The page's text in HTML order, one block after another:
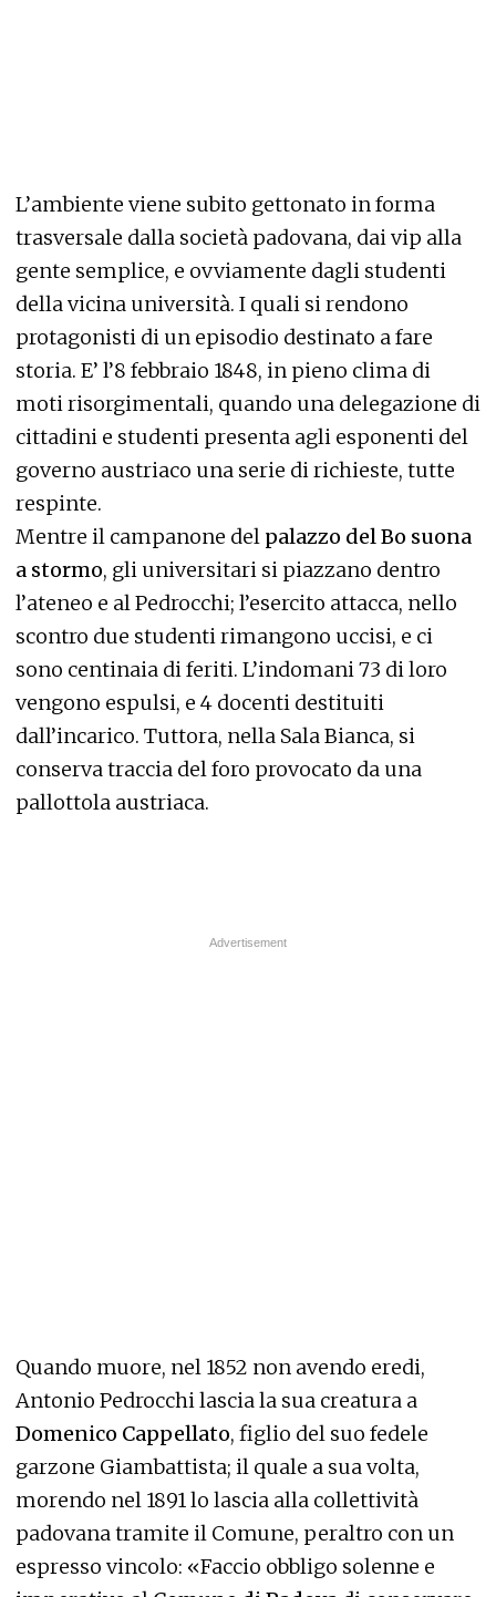
L’ambiente viene subito gettonato in forma
trasversale dalla società padovana, dai vip alla
gente semplice, e ovviamente dagli studenti
della vicina università. I quali si rendono
protagonisti di un episodio destinato a fare
storia. E’ l’8 febbraio 1848, in pieno clima di
moti risorgimentali, quando una delegazione di
cittadini e studenti presenta agli esponenti del
governo austriaco una serie di richieste, tutte
respinte.
Mentre il campanone del palazzo del Bo suona
a stormo, gli universitari si piazzano dentro
l’ateneo e al Pedrocchi; l’esercito attacca, nello
scontro due studenti rimangono uccisi, e ci
sono centinaia di feriti. L’indomani 73 di loro
vengono espulsi, e 4 docenti destituiti
dall’incarico. Tuttora, nella Sala Bianca, si
conserva traccia del foro provocato da una
pallottola austriaca.
Quando muore, nel 1852 non avendo eredi,
Antonio Pedrocchi lascia la sua creatura a
Domenico Cappellato, figlio del suo fedele
garzone Giambattista; il quale a sua volta,
morendo nel 1891 lo lascia alla collettività
padovana tramite il Comune, peraltro con un
espresso vincolo: «Faccio obbligo solenne e